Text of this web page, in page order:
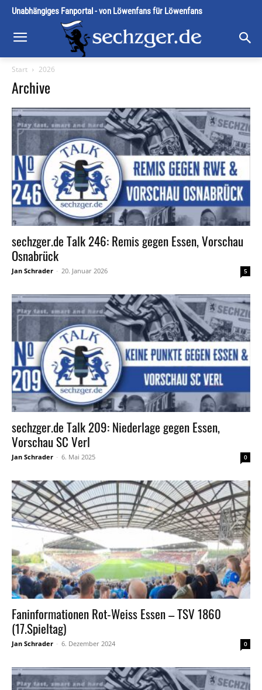
Unabhängiges Fanportal - von Löwenfans für Löwenfans
Start 2026
Archive
sechzger.de Talk 246: Remis gegen Essen, Vorschau
Osnabrück
Jan Schrader - 20. Januar 2026 5
sechzger.de Talk 209: Niederlage gegen Essen,
Vorschau SC Verl
Jan Schrader - 6. Mai 2025 0
Faninformationen Rot-Weiss Essen – TSV 1860
(17.Spieltag)
Jan Schrader - 6. Dezember 2024 0